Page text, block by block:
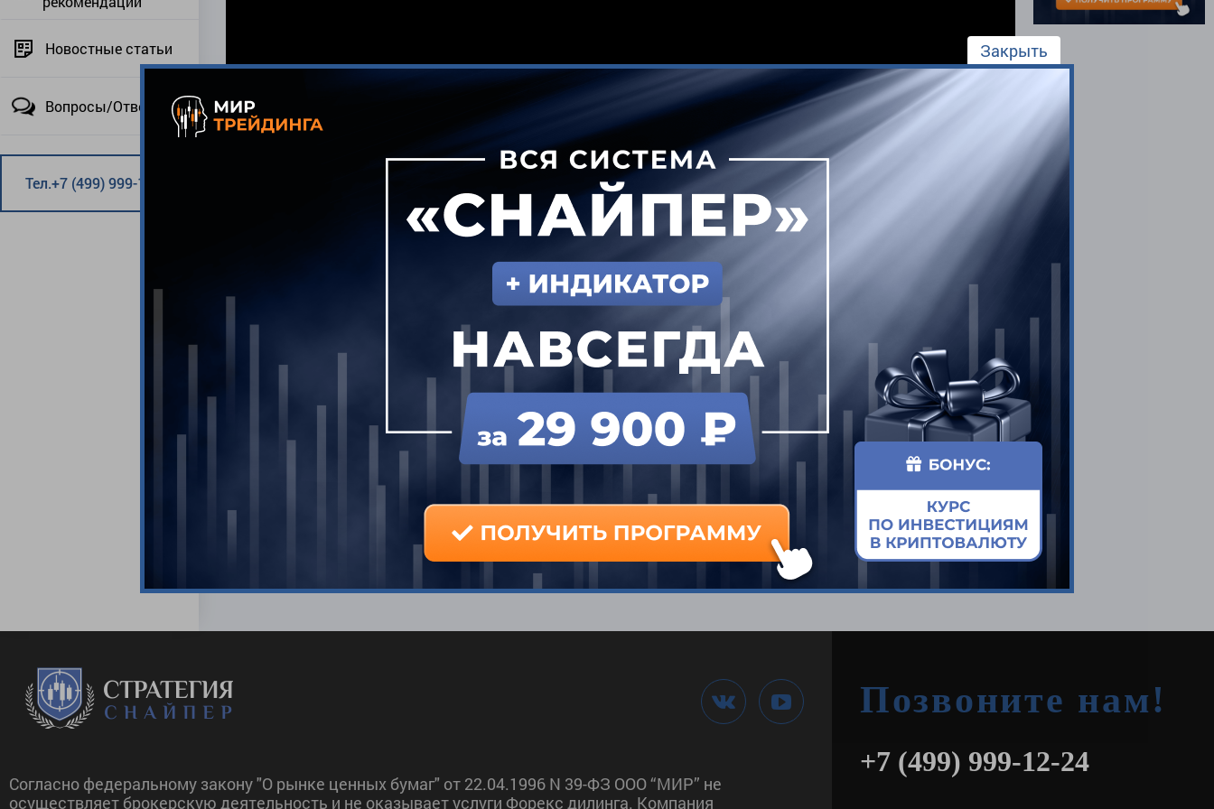
Новостные статьи
Вопросы/Ответы
Тел.+7 (499) 999-12-24
Автор:
Комментарии
инвестиционными продуктами имеет рыночный характер и всегда сопряжена со значительной степенью риска. В результате различных
финансовых колебаний вы можете не только значительно приумножить свой капитал, но и полностью потерять его.
Каждому клиенту необходимо всегда помнить про особые риски и факторы, оказывающие влияние на динамику изменения валютных
курсов и стоимость инвестиционных продуктов. В число таких рисков входят снижение ликвидности, резкие изменения (скачки) цен,
высокая волатильность и форс-мажорные обстоятельства.
Напоминаем вам, что мы не несём ответственности за ваши убытки при торговле по аналитическим материалам, мы оказываем только
Согласно федеральному закону "О рынке ценных бумаг" от 22.04.1996 N 39-ФЗ ООО “МИР” не
осуществляет брокерскую деятельность и не оказывает услуги Форекс дилинга. Компания
Позвоните нам!
+7 (499) 999-12-24
Закрыть